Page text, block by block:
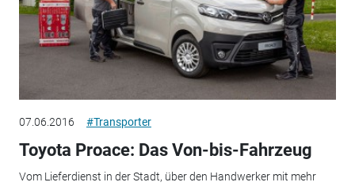
07.06.2016 #Transporter
Toyota Proace: Das Von-bis-Fahrzeug
Vom Lieferdienst in der Stadt, über den Handwerker mit mehr